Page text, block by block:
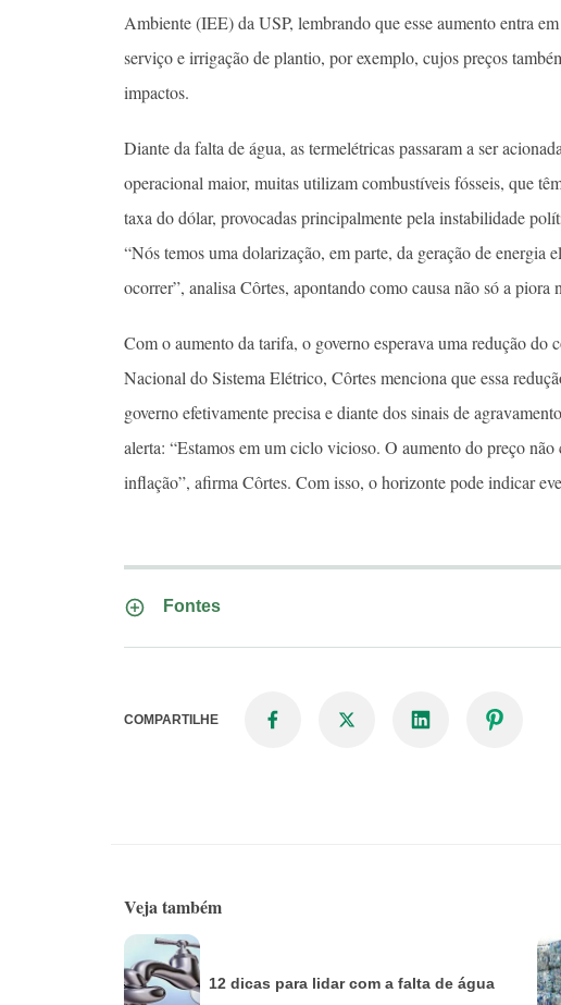
Ambiente (IEE) da USP, lembrando que esse aumento entra
serviço e irrigação de plantio, por exemplo, cujos preços
impactos.
Diante da falta de água, as termelétricas passaram a ser
operacional maior, muitas utilizam combustíveis fósseis, que
taxa do dólar, provocadas principalmente pela instabilidade
“Nós temos uma dolarização, em parte, da geração de energia
ocorrer”, analisa Côrtes, apontando como causa não só a
Com o aumento da tarifa, o governo esperava uma redução do
Nacional do Sistema Elétrico, Côrtes menciona que essa
governo efetivamente precisa e diante dos sinais de
alerta: “Estamos em um ciclo vicioso. O aumento do preço
inflação”, afirma Côrtes. Com isso, o horizonte pode indicar
Fontes
COMPARTILHE
Veja também
12 dicas para lidar com a falta de água